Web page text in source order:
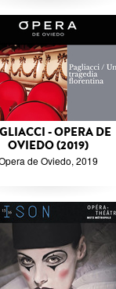
- OPERA DE
OVIEDO (2019)
de Oviedo, 2019